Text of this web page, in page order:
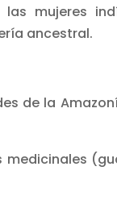
mujeres
ancestral.
de la